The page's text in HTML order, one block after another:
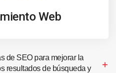
Web
de SEO para mejorar la
resultados de búsqueda y